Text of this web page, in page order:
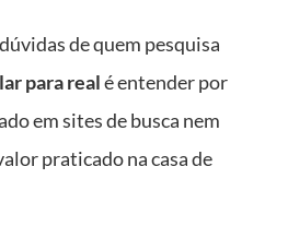
de quem pesquisa
para realé entender por
em sites de busca nem
praticado na casa de